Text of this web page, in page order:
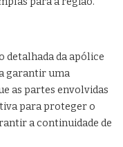
detalhada da apólice
garantir uma
as partes envolvidas
para proteger o
a continuidade de